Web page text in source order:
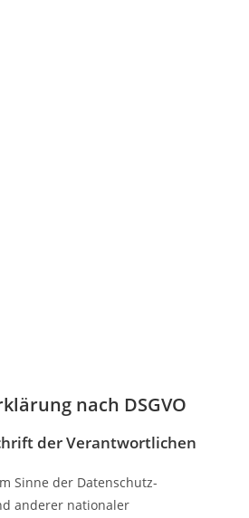
nach DSGVO
der Verantwortlichen
Sinne der Datenschutz-
anderer nationaler